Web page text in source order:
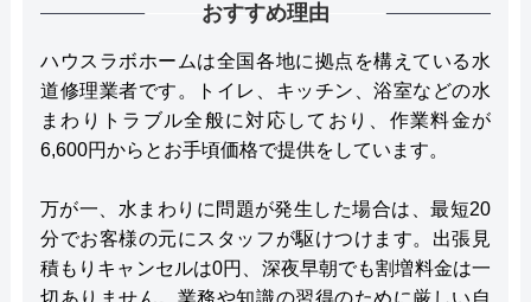
おすすめ理由
ハウスラボホームは全国各地に拠点を構えている水
道修理業者です。トイレ、キッチン、浴室などの水
まわりトラブル全般に対応しており、作業料金が
6,600円からとお手頃価格で提供をしています。
万が一、水まわりに問題が発生した場合は、最短20
分でお客様の元にスタッフが駆けつけます。出張見
積もりキャンセルは0円、深夜早朝でも割増料金は一